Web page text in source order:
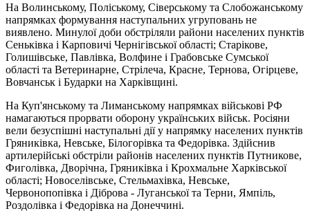
На Волинському, Поліському, Сіверському та Слобожанському
напрямках формування наступальних угруповань не
виявлено. Минулої доби обстріляли райони населених пунктів
Сеньківка і Карповичі Чернігівської області; Старікове,
Голишівське, Павлівка, Волфине і Грабовське Сумської
області та Ветеринарне, Стрілеча, Красне, Тернова, Огірцеве,
Вовчанськ і Бударки на Харківщині.
На Куп'янському та Лиманському напрямках військові РФ
намагаються прорвати оборону українських військ. Росіяни
вели безуспішні наступальні дії у напрямку населених пунктів
Гряниківка, Невське, Білогорівка та Федорівка. Здійснив
артилерійські обстріли районів населених пунктів Путникове,
Фиголівка, Дворічна, Гряниківка і Крохмальне Харківської
області; Новоселівське, Стельмахівка, Невське,
Червонопопівка і Діброва - Луганської та Терни, Ямпіль,
Роздолівка і Федорівка на Донеччині.